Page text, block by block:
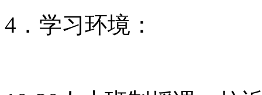
4．学习环境：